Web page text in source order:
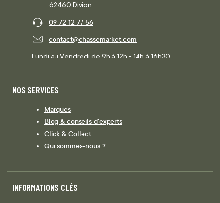
62460 Divion
09 72 12 77 56
contact@chassemarket.com
Lundi au Vendredi de 9h à 12h - 14h à 16h30
NOS SERVICES
Marques
Blog & conseils d'experts
Click & Collect
Qui sommes-nous ?
INFORMATIONS CLÉS